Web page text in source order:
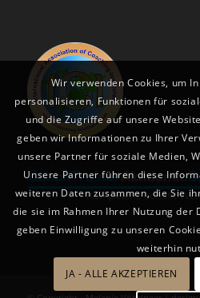
Wir verwenden Cookies, um
personalisieren, Funktionen für
und die Zugriffe auf unsere
geben wir Informationen zu Ihrer
unsere Partner für soziale Medien,
Unsere Partner führen diese
weiteren Daten zusammen, die Sie
die sie im Rahmen Ihrer Nutzung der
geben Einwilligung zu unseren
weiterhin
JA - ALLE AKZEPTIEREN